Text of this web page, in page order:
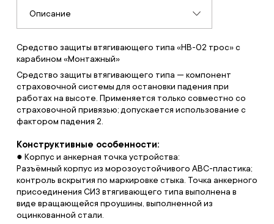
Описание
Средство защиты втягивающего типа «НВ-02 трос» с
карабином «Монтажный»
Средство защиты втягивающего типа — компонент
страховочной системы для остановки падения при
работах на высоте. Применяется только совместно со
страховочной привязью; допускается использование с
фактором падения 2.
Конструктивные особенности:
● Корпус и анкерная точка устройства:
Разъёмный корпус из морозоустойчивого ABC-пластика;
контроль вскрытия по маркировке стыка. Точка анкерного
присоединения СИЗ втягивающего типа выполнена в
виде вращающейся проушины, выполненной из
оцинкованной стали.